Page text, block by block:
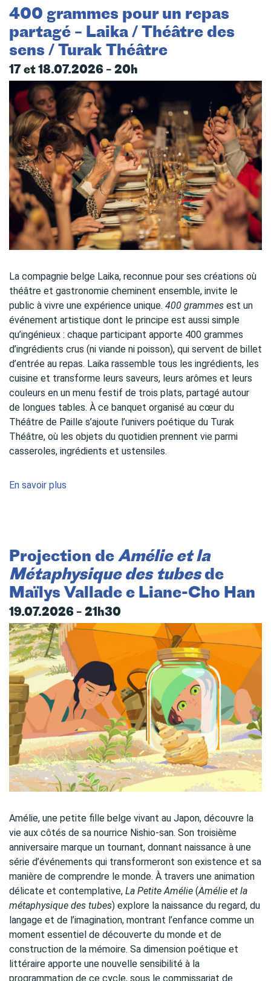
400 grammes pour un repas
partagé – Laika / Théâtre des
sens / Turak Théâtre
17 et 18.07.2026 – 20h
La compagnie belge Laika, reconnue pour ses créations où
théâtre et gastronomie cheminent ensemble, invite le
public à vivre une expérience unique. 400 grammes est un
événement artistique dont le principe est aussi simple
qu’ingénieux : chaque participant apporte 400 grammes
d’ingrédients crus (ni viande ni poisson), qui servent de billet
d’entrée au repas. Laika rassemble tous les ingrédients, les
cuisine et transforme leurs saveurs, leurs arômes et leurs
couleurs en un menu festif de trois plats, partagé autour
de longues tables. À ce banquet organisé au cœur du
Théâtre de Paille s’ajoute l’univers poétique du Turak
Théâtre, où les objets du quotidien prennent vie parmi
casseroles, ingrédients et ustensiles.
En savoir plus
Projection deAmélie et la
Métaphysique des tubesde
Maïlys Vallade e Liane-Cho Han
19.07.2026 – 21h30
Amélie, une petite fille belge vivant au Japon, découvre la
vie aux côtés de sa nourrice Nishio-san. Son troisième
anniversaire marque un tournant, donnant naissance à une
série d’événements qui transformeront son existence et sa
manière de comprendre le monde. À travers une animation
délicate et contemplative, La Petite Amélie (Amélie et la
métaphysique des tubes) explore la naissance du regard, du
langage et de l’imagination, montrant l’enfance comme un
moment essentiel de découverte du monde et de
construction de la mémoire. Sa dimension poétique et
littéraire apporte une nouvelle sensibilité à la
programmation de ce cycle, sous le commissariat de